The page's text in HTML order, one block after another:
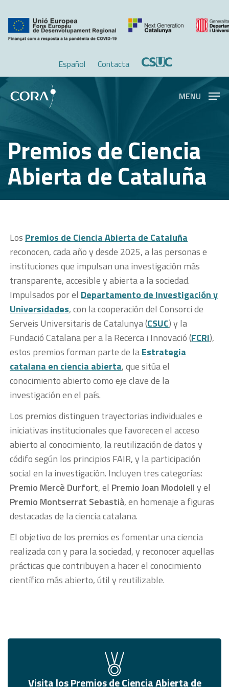
main
Español Contacta
MENU
Premios de Ciencia
Abierta de Cataluña
Los Premios de Ciencia Abierta de Cataluña
reconocen, cada año y desde 2025, a las personas e
instituciones que impulsan una investigación más
transparente, accesible y abierta a la sociedad.
Impulsados por el Departamento de Investigación y
Universidades, con la cooperación del Consorci de
Serveis Universitaris de Catalunya (CSUC) y la
Fundació Catalana per a la Recerca i Innovació (FCRI),
estos premios forman parte de laEstrategia
catalana en ciencia abierta, que sitúa el
conocimiento abierto como eje clave de la
investigación en el país.
Los premios distinguen trayectorias individuales e
iniciativas institucionales que favorecen el acceso
abierto al conocimiento, la reutilización de datos y
códifo según los principios FAIR, y la participación
social en la investigación. Incluyen tres categorías:
Premio Mercè Durfort, el Premio Joan Modolelly el
Premio Montserrat Sebastià, en homenaje a figuras
destacadas de la ciencia catalana.
El objetivo de los premios es fomentar una ciencia
realizada con y para la sociedad, y reconocer aquellas
prácticas que contribuyen a hacer el conocimiento
científico más abierto, útil y reutilizable.
Visita los Premios de Ciencia Abierta de